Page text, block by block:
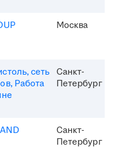
Москва
сеть
Работа
Санкт-
Петербург
Санкт-
Петербург